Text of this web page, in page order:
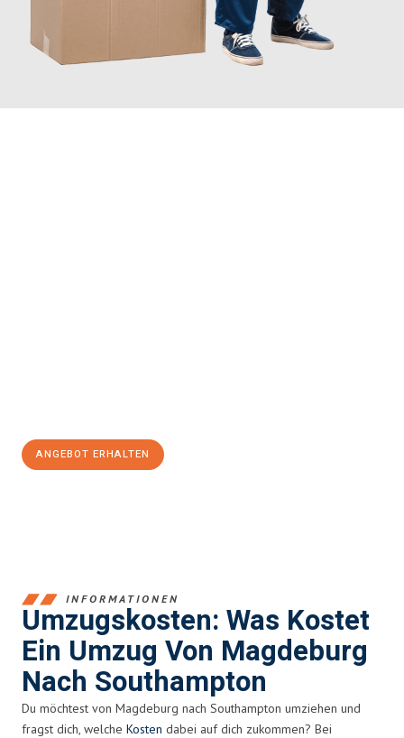
ANGEBOT ERHALTEN
INFORMATIONEN
Umzugskosten: Was Kostet
Ein Umzug Von Magdeburg
Nach Southampton
Du möchtest von Magdeburg nach Southampton umziehen und
fragst dich, welche Kosten dabei auf dich zukommen? Bei